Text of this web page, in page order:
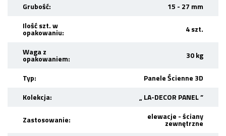
Grubość:
15 - 27 mm
Ilość szt. w
opakowaniu: 4 szt.
Waga z
opakowaniem: 30 kg
Typ:
Panele Ścienne 3D
Kolekcja:
„ LA-DECOR PANEL ”
Zastosowanie: elewacje - ściany
zewnętrzne